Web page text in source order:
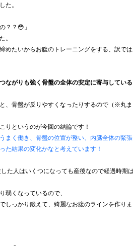
た。
？？😳」
。
めたいからお腹のトレーニングをする、訳で
ながりも強く骨盤の全体の安定に寄与してい
、骨盤が反りやすくなったりするので（※丸
りというのが今回の結論です！
まく働き、骨盤の位置が整い、内臓全体の緊
た結果の変化かなと考えています！
た人はいくつになっても産後なので経過時期
弱くなっているので、
しっかり鍛えて、綺麗なお腹のラインを作り